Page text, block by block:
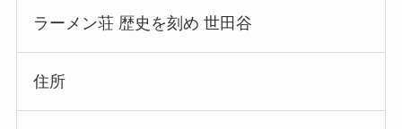
ラーメン荘 歴史を刻め 世田谷
住所